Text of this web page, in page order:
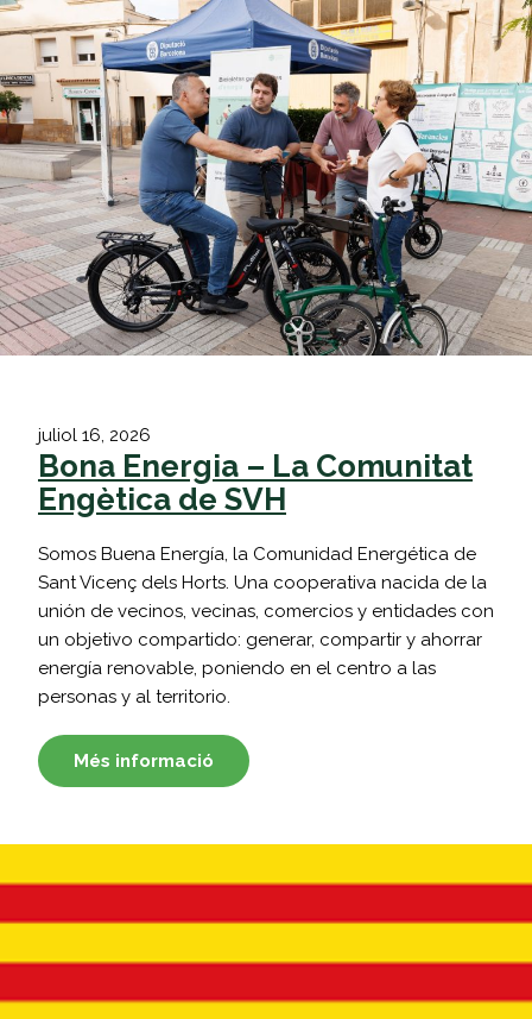
Vés
al
contingut
juliol 16, 2026
Bona Energia – La Comunitat
Engètica de SVH
Somos Buena Energía, la Comunidad Energética de
Sant Vicenç dels Horts. Una cooperativa nacida de la
unión de vecinos, vecinas, comercios y entidades con
un objetivo compartido: generar, compartir y ahorrar
energía renovable, poniendo en el centro a las
personas y al territorio.
Més informació